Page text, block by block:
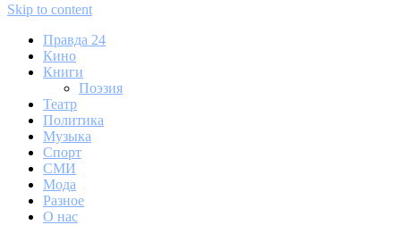
Skip to content
Правда 24
Кино
Книги
Поэзия
Театр
Политика
Музыка
Спорт
СМИ
Мода
Разное
О нас